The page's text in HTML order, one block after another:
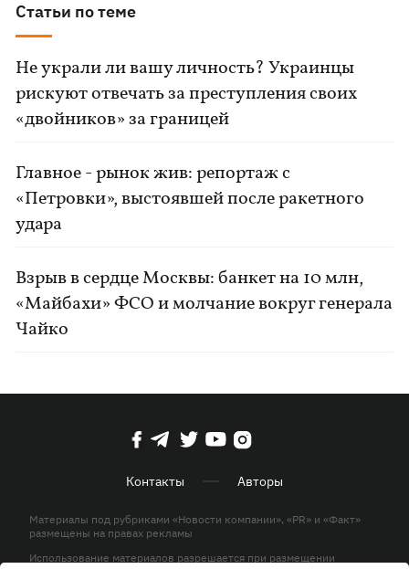
Статьи по теме
Не украли ли вашу личность? Украинцы
рискуют отвечать за преступления своих
«двойников» за границей
Главное - рынок жив: репортаж с
«Петровки», выстоявшей после ракетного
удара
Взрыв в сердце Москвы: банкет на 10 млн,
«Майбахи» ФСО и молчание вокруг генерала
Чайко
Контакты Авторы
Материалы под рубриками «Новости компании», «PR» и «Факт»
размещены на правах рекламы
Использование материалов разрешается при размещении